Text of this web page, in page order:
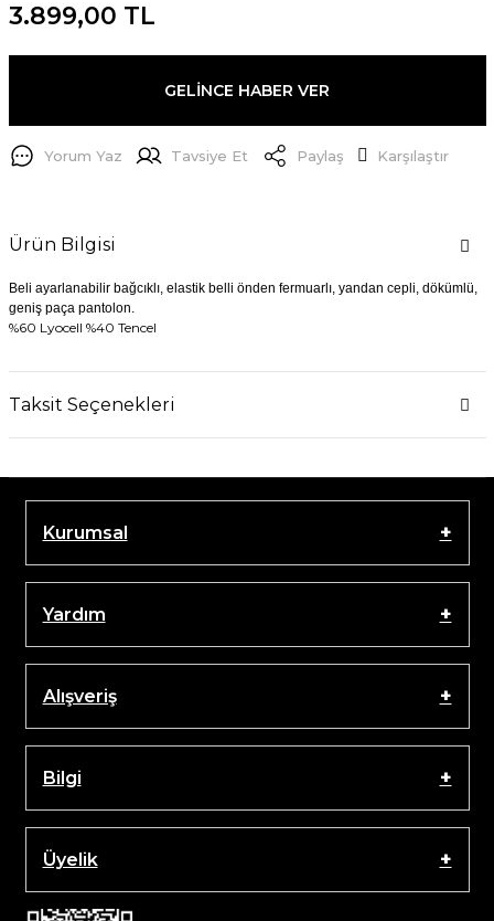
3.899,00 TL
GELİNCE HABER VER
Yorum Yaz Tavsiye Et Paylaş Karşılaştır
Ürün Bilgisi
Beli ayarlanabilir bağcıklı, elastik belli önden fermuarlı, yandan cepli, dökümlü,
geniş paça pantolon.
%60 Lyocell %40 Tencel
Taksit Seçenekleri
Kurumsal
Yardım
Alışveriş
Bilgi
Üyelik